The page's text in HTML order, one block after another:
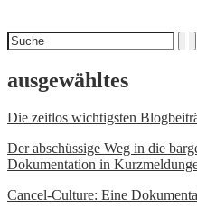
Suchen
nach
ausgewähltes
Die zeitlos wichtigsten
Der abschüssige Weg in die
Dokumentation in
Cancel-Culture: Eine